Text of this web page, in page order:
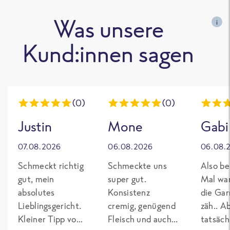
Was unsere
Kund:innen sagen
i
(0)
Justin
07.08.2026
Schmeckt richtig
gut, mein
absolutes
Lieblingsgericht.
Kleiner Tipp von
(0)
Mone
06.08.2026
Schmeckte uns
super gut.
Konsistenz
cremig, genügend
Fleisch und auch
Gabi
Also
Mal
die
zäh..